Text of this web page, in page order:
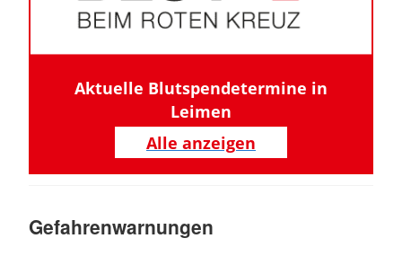
Aktuelle Blutspendetermine in
Leimen
Alle anzeigen
Gefahrenwarnungen